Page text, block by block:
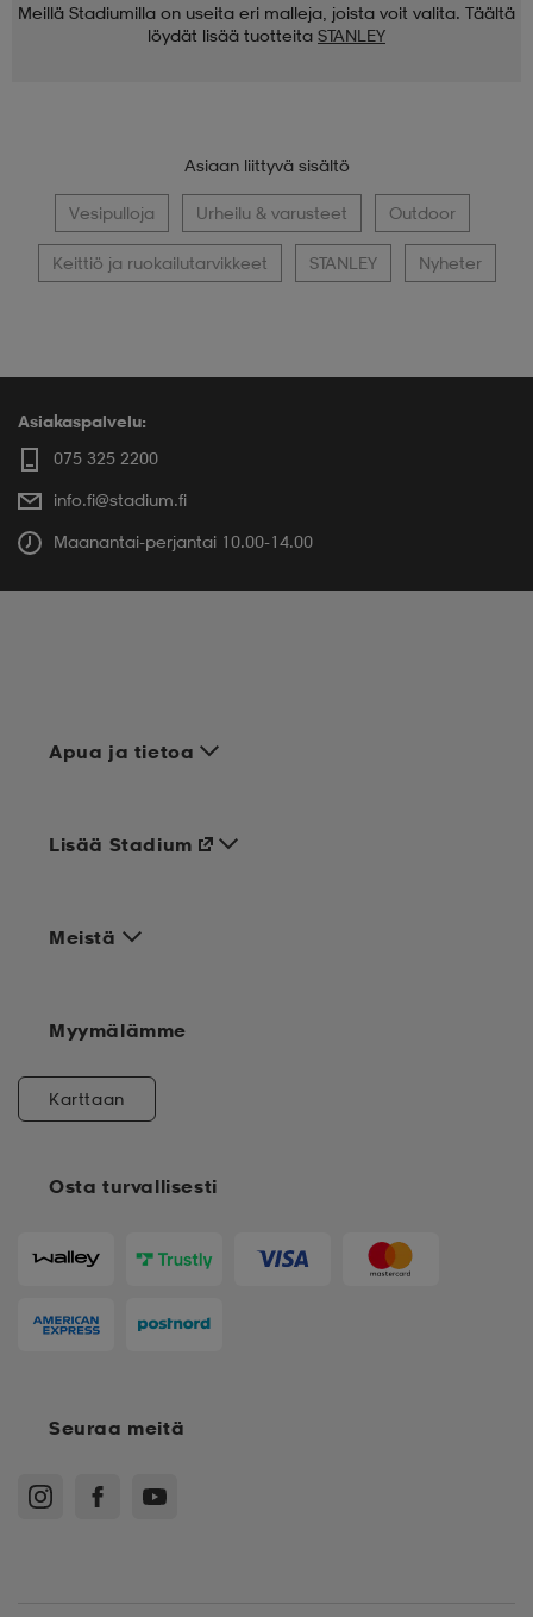
Meillä Stadiumilla on useita eri malleja, joista voit valita. Täältä
löydät lisää tuotteita STANLEY
Asiaan liittyvä sisältö
Vesipulloja Urheilu & varusteet Outdoor
Keittiö ja ruokailutarvikkeet STANLEY Nyheter
Asiakaspalvelu:
075 325 2200
info.fi@stadium.fi
Maanantai-perjantai 10.00-14.00
Apua ja tietoa
Meistä
Osta turvallisesti
Lisää Stadium
Myymälämme
Karttaan
Seuraa meitä